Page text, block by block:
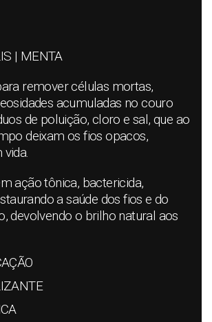
| MENTA
remover células mortas,
acumuladas no couro
de poluição, cloro e sal, que ao
deixam os fios opacos,
vida.
ação tônica, bactericida,
a saúde dos fios e do
devolvendo o brilho natural aos